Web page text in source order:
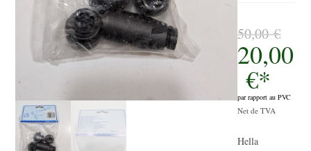
50,00€
Le
prix
initial
était :
50,00 €.
20,00
€*
par rapport au PVC
Le
actuel
Net de TVA
Hella